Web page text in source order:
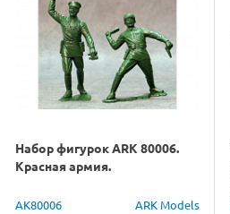
Набор фигурок ARK 80006.
Красная армия.
AK80006 ARK Models